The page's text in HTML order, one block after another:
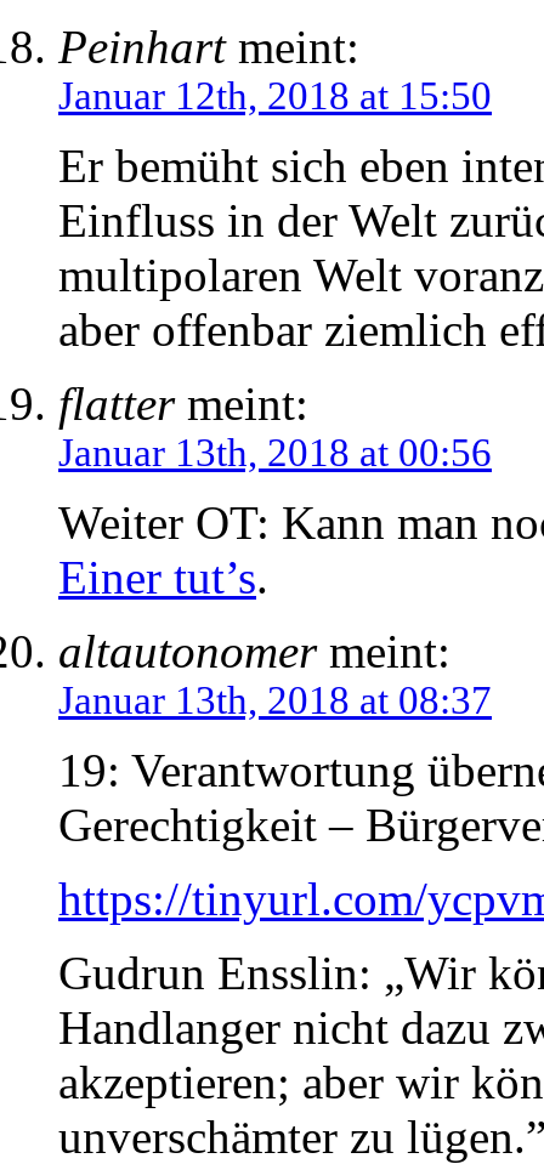
Peinhartmeint:
Januar 12th, 2018 at 15:50
Er bemüht sich eben
Einfluss in der Welt
multipolaren Welt
aber offenbar ziemlich
flattermeint:
Januar 13th, 2018 at 00:56
Weiter OT: Kann man
Einer tut’s.
altautonomermeint:
Januar 13th, 2018 at 08:37
19: Verantwortung
Gerechtigkeit –
https://tinyurl.com/
Gudrun Ensslin: „Wir
Handlanger nicht dazu
akzeptieren; aber wir
unverschämter zu